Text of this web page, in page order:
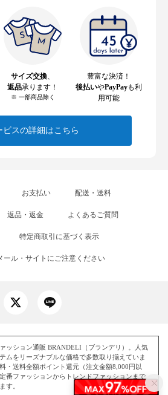
サイズ交換、
返品承ります！
※ 一部商品除く
豊富な決済！
後払いやPayPayも利
用可能
ビスの詳細はこちら
お支払い 配送・送料
返品・返金 よくあるご質問
特定商取引に基づく表示
ール・サイトにご注意ください
ッション通販 BRANDELI（ブランデリ）。人気
ムをリーズナブルな価格で多数取り揃えていま
・送料全額ポイント還元（注文金額8,000円以
番ファッションからトレンドファッションまで、
す。